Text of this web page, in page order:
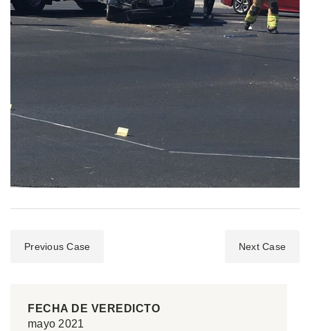
Previous Case Next Case
FECHA DE VEREDICTO
mayo 2021